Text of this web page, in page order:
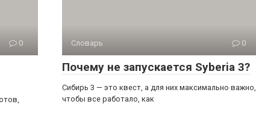
0 Словарь 0
Почему не запускается Syberia 3?
Сибирь 3 — это квест, а для них максимально важно,
чтобы все работало, как